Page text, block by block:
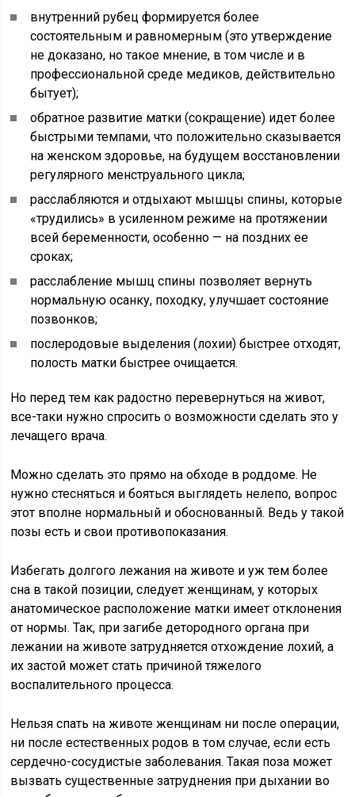
внутренний рубец формируется более
состоятельным и равномерным (это утверждение
не доказано, но такое мнение, в том числе и в
профессиональной среде медиков, действительно
бытует);
обратное развитие матки (сокращение) идет более
быстрыми темпами, что положительно сказывается
на женском здоровье, на будущем восстановлении
регулярного менструального цикла;
расслабляются и отдыхают мышцы спины, которые
«трудились» в усиленном режиме на протяжении
всей беременности, особенно — на поздних ее
сроках;
расслабление мышц спины позволяет вернуть
нормальную осанку, походку, улучшает состояние
позвонков;
послеродовые выделения (лохии) быстрее отходят,
полость матки быстрее очищается.
Но перед тем как радостно перевернуться на живот,
все-таки нужно спросить о возможности сделать это у
лечащего врача.
Можно сделать это прямо на обходе в роддоме. Не
нужно стесняться и бояться выглядеть нелепо, вопрос
этот вполне нормальный и обоснованный. Ведь у такой
позы есть и свои противопоказания.
Избегать долгого лежания на животе и уж тем более
сна в такой позиции, следует женщинам, у которых
анатомическое расположение матки имеет отклонения
от нормы. Так, при загибе детородного органа при
лежании на животе затрудняется отхождение лохий, а
их застой может стать причиной тяжелого
воспалительного процесса.
Нельзя спать на животе женщинам ни после операции,
ни после естественных родов в том случае, если есть
сердечно-сосудистые заболевания. Такая поза может
вызвать существенные затруднения при дыхании во